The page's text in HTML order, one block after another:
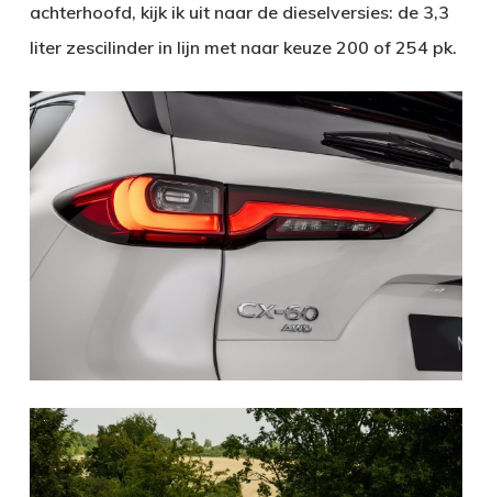
achterhoofd, kijk ik uit naar de dieselversies: de 3,3
liter zescilinder in lijn met naar keuze 200 of 254 pk.